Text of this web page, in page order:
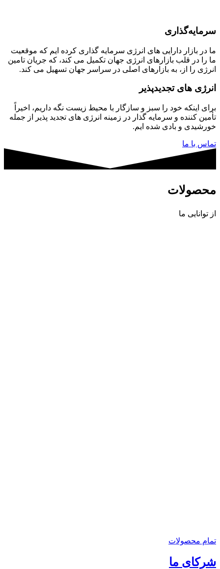
سرمایه‌گذاری
ما در بازار دارایی های انرژی سرمایه گذاری کرده ایم که موقعیت
ما را در قلب بازارهای انرژی جهان تکمیل می کند، که جریان تامین
انرژی را از، به بازارهای اصلی در سراسر جهان تسهیل می کند.
انرژی های تجدیدپذیر
برای اینکه خود را سبز و سازگار با محیط زیست نگه داریم، اخیراً
تأمین کننده و سرمایه گذار در زمینه انرژی های تجدید پذیر از جمله
خورشیدی و بادی شده ایم.
تماس با ما
محصولات
از توانایی ما
تمام محصولات
شرکای ما